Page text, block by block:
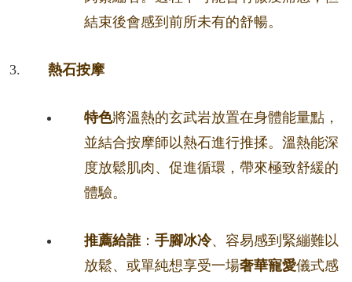
結束後會感到前所未有的舒暢。
熱石按摩
特色將溫熱的玄武岩放置在身體能量點，
並結合按摩師以熱石進行推揉。溫熱能深
度放鬆肌肉、促進循環，帶來極致舒緩的
體驗。
推薦給誰： 手腳冰冷、容易感到緊繃難以
放鬆、或單純想享受一場奢華寵愛儀式感